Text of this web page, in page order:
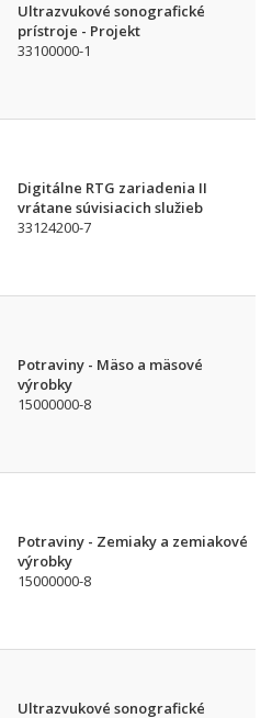
Ultrazvukové sonografické
prístroje - Projekt
33100000-1
Digitálne RTG zariadenia II
vrátane súvisiacich služieb
33124200-7
Potraviny - Mäso a mäsové
výrobky
15000000-8
Potraviny - Zemiaky a zemiakové
výrobky
15000000-8
Ultrazvukové sonografické